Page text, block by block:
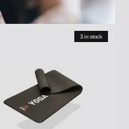
3 in stock